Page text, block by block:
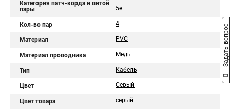
Категория патч-корда и витой
пары
5e
Кол-во пар 4
Материал PVC
Материал проводника Медь
Тип Кабель
Цвет Серый
Цвет товара серый
Задать вопрос